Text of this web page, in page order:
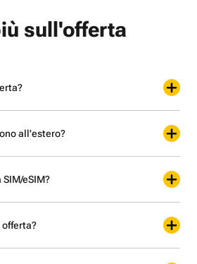
sull'offerta
all'estero?
eSIM?
offerta?